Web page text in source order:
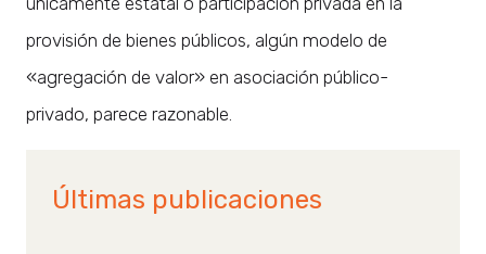
provisión de bienes públicos, algún modelo de
«agregación de valor» en asociación público-
privado, parece razonable.
Últimas publicaciones